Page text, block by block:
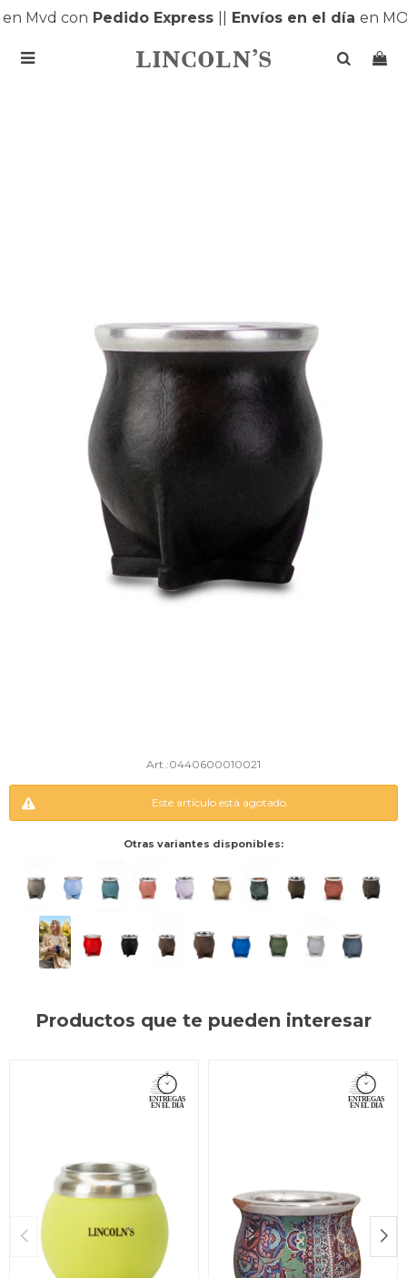
Mvd conPedido Express| Envíos en el díaen

0440600010021
Este artículo está agotado.
Otras variantes disponibles:
Productos que te pueden interesar